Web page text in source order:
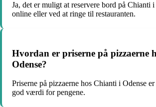
Ja, det er muligt at reservere bord på Chianti i
online eller ved at ringe til restauranten.
Hvordan er priserne på pizzaerne
Odense?
Priserne på pizzaerne hos Chianti i Odense
god værdi for pengene.